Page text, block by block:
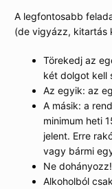
A legfontosabb
(de vigyázz, kitartás
Törekedj az
két dolgot kell
Az egyik: az
A másik: a
minimum heti
jelent. Erre
vagy bármi
Ne dohányozz!
Alkoholból